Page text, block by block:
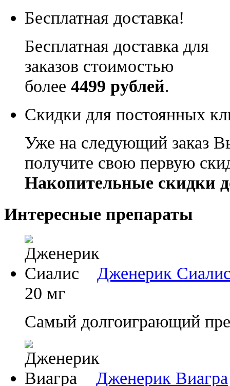
Бесплатная доставка!
Бесплатная доставка для
заказов стоимостью
более 4499 рублей.
Скидки для постоянных
Уже на следующий заказ
получите свою первую
Накопительные скидки
Интересные препараты
Дженерик
20 мг
Самый долгоиграющий
Дженерик Виагра